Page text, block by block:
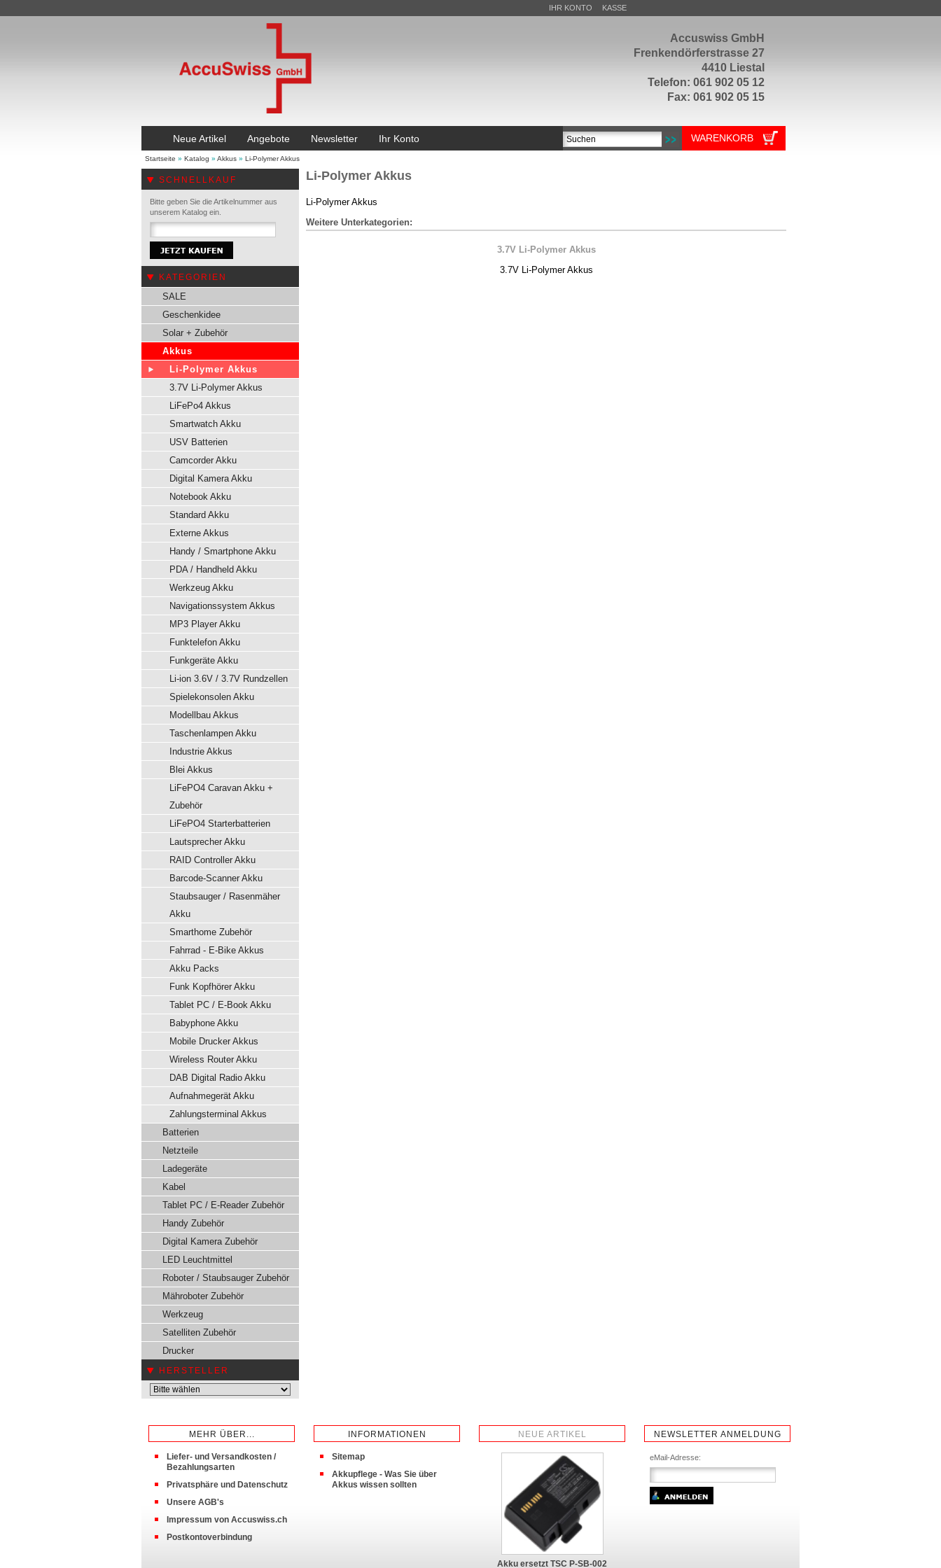
Accuswiss GmbH
Frenkendörferstrasse 27
4410 Liestal
Telefon: 061 902 05 12
Fax: 061 902 05 15
IHR KONTO KASSE
Neue Artikel Angebote Newsletter Ihr Konto WARENKORB
Startseite » Katalog » Akkus » Li-Polymer Akkus
SCHNELLKAUF
Bitte geben Sie die Artikelnummer aus
unserem Katalog ein.
KATEGORIEN
SALE
Geschenkidee
Solar + Zubehör
Akkus
Li-Polymer Akkus
3.7V Li-Polymer Akkus
LiFePo4 Akkus
Smartwatch Akku
USV Batterien
Camcorder Akku
Digital Kamera Akku
Notebook Akku
Standard Akku
Externe Akkus
Handy / Smartphone Akku
PDA / Handheld Akku
Werkzeug Akku
Navigationssystem Akkus
MP3 Player Akku
Funktelefon Akku
Funkgeräte Akku
Li-ion 3.6V / 3.7V Rundzellen
Spielekonsolen Akku
Modellbau Akkus
Taschenlampen Akku
Industrie Akkus
Blei Akkus
LiFePO4 Caravan Akku +
Zubehör
LiFePO4 Starterbatterien
Lautsprecher Akku
RAID Controller Akku
Barcode-Scanner Akku
Staubsauger / Rasenmäher
Akku
Smarthome Zubehör
Fahrrad - E-Bike Akkus
Akku Packs
Funk Kopfhörer Akku
Tablet PC / E-Book Akku
Babyphone Akku
Mobile Drucker Akkus
Wireless Router Akku
DAB Digital Radio Akku
Aufnahmegerät Akku
Zahlungsterminal Akkus
Batterien
Netzteile
Ladegeräte
Kabel
Tablet PC / E-Reader Zubehör
Handy Zubehör
Digital Kamera Zubehör
LED Leuchtmittel
Roboter / Staubsauger Zubehör
Mähroboter Zubehör
Werkzeug
Satelliten Zubehör
Drucker
HERSTELLER
Li-Polymer Akkus
Li-Polymer Akkus
Weitere Unterkategorien:
3.7V Li-Polymer Akkus
3.7V Li-Polymer Akkus
MEHR ÜBER...
Liefer- und Versandkosten /
Bezahlungsarten
Privatsphäre und Datenschutz
Unsere AGB's
Impressum von Accuswiss.ch
Postkontoverbindung
INFORMATIONEN
Sitemap
Akkupflege - Was Sie über
Akkus wissen sollten
NEUE ARTIKEL
Akku ersetzt TSC P-SB-002
NEWSLETTER ANMELDUNG
eMail-Adresse: